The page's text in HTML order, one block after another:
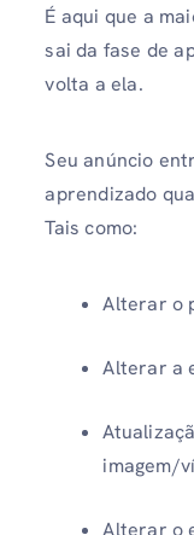
É aqui que a
sai da fase de
volta a ela.
Seu anúncio
aprendizado
Tais como:
Alterar o
Alterar a
imagem/
Alterar o